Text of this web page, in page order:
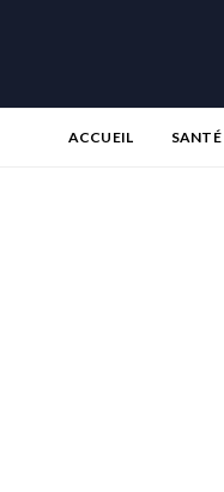
ACCUEIL SANTÉ